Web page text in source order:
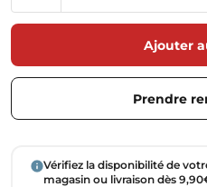
Ajouter
Prendre
Vérifiez la disponibilité de
magasin ou livraison dès